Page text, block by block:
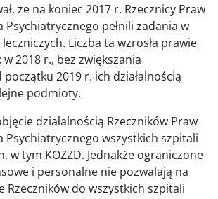
że na koniec 2017 r. Rzecznicy Praw
Psychiatrycznego pełnili zadania w
Liczba ta wzrosła prawie
2018 r., bez zwiększania
2019 r. ich działalnością
podmioty.
działalnością Rzeczników Praw
Psychiatrycznego wszystkich szpitali
w tym KOZZD. Jednakże ograniczone
i personalne nie pozwalają na
Rzeczników do wszystkich szpitali